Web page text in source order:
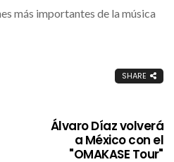
más importantes de la música
SHARE
Álvaro Díaz volverá
a México con el
"OMAKASE Tour"